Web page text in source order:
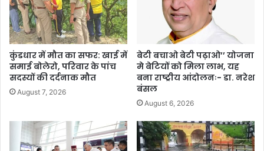
कुंडधार में मौत का सफर: खाई में
समाई बोलेरो, परिवार के पांच
सदस्यों की दर्दनाक मौत
August 7, 2026
बेटी बचाओ बेटी पढ़ाओ’’ योजना
मे बेटियों को मिला लाभ, यह
बना राष्ट्रीय आंदोलनः- डा. नरेश
बंसल
August 6, 2026